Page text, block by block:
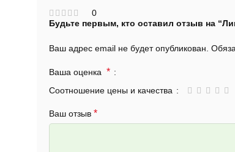
0
Будьте первым, кто оставил отзыв на
Ваш адрес email не будет опубликован.
Ваша оценка *
Соотношение цены и качества
Ваш отзыв *